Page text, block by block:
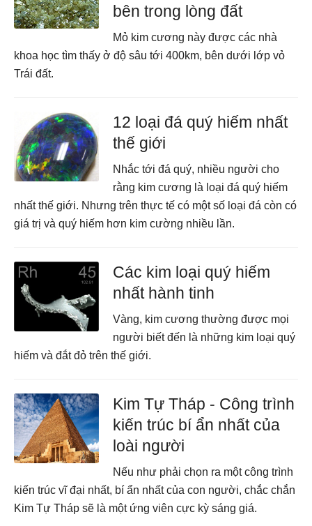
bên trong lòng đất
Mỏ kim cương này được các nhà
khoa học tìm thấy ở độ sâu tới 400km, bên dưới lớp vỏ
Trái đất.
12 loại đá quý hiếm nhất
thế giới
Nhắc tới đá quý, nhiều người cho
rằng kim cương là loại đá quý hiếm
nhất thế giới. Nhưng trên thực tế có một số loại đá còn có
giá trị và quý hiếm hơn kim cường nhiều lần.
Các kim loại quý hiếm
nhất hành tinh
Vàng, kim cương thường được mọi
người biết đến là những kim loại quý
hiếm và đắt đỏ trên thế giới.
Kim Tự Tháp - Công trình
kiến trúc bí ẩn nhất của
loài người
Nếu như phải chọn ra một công trình
kiến trúc vĩ đại nhất, bí ẩn nhất của con người, chắc chắn
Kim Tự Tháp sẽ là một ứng viên cực kỳ sáng giá.